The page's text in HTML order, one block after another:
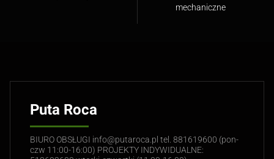
mechaniczne
Puta Roca
BIURO OBSŁUGI info@putaroca.pl tel. 881619600 (pon-
czw 11:00-16:00) PROJEKTY INDYWIDUALNE: